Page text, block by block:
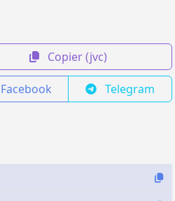
Copier (jvc)
Facebook Telegram